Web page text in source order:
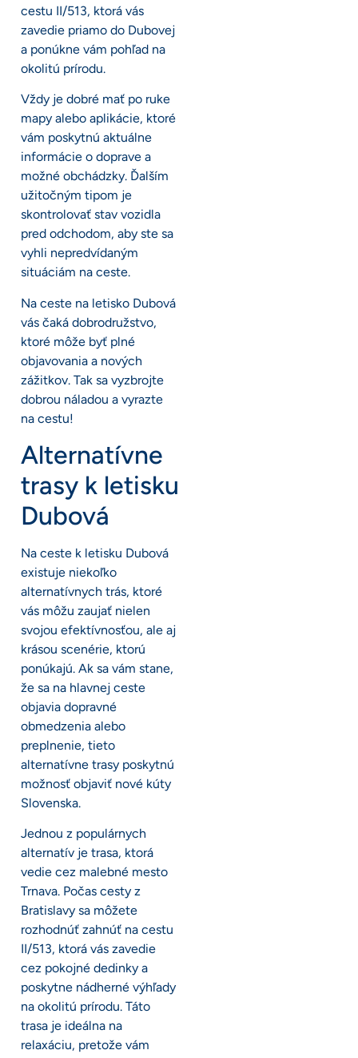
cestu II/513, ktorá vás
zavedie priamo do Dubovej
a ponúkne vám pohľad na
okolitú prírodu.
Vždy je dobré mať po ruke
mapy alebo aplikácie, ktoré
vám poskytnú aktuálne
informácie o doprave a
možné obchádzky. Ďalším
užitočným tipom je
skontrolovať stav vozidla
pred odchodom, aby ste sa
vyhli nepredvídaným
situáciám na ceste.
Na ceste na letisko Dubová
vás čaká dobrodružstvo,
ktoré môže byť plné
objavovania a nových
zážitkov. Tak sa vyzbrojte
dobrou náladou a vyrazte
na cestu!
Alternatívne
trasy k letisku
Dubová
Na ceste k letisku Dubová
existuje niekoľko
alternatívnych trás, ktoré
vás môžu zaujať nielen
svojou efektívnosťou, ale aj
krásou scenérie, ktorú
ponúkajú. Ak sa vám stane,
že sa na hlavnej ceste
objavia dopravné
obmedzenia alebo
preplnenie, tieto
alternatívne trasy poskytnú
možnosť objaviť nové kúty
Slovenska.
Jednou z populárnych
alternatív je trasa, ktorá
vedie cez malebné mesto
Trnava. Počas cesty z
Bratislavy sa môžete
rozhodnúť zahnúť na cestu
II/513, ktorá vás zavedie
cez pokojné dedinky a
poskytne nádherné výhľady
na okolitú prírodu. Táto
trasa je ideálna na
relaxáciu, pretože vám